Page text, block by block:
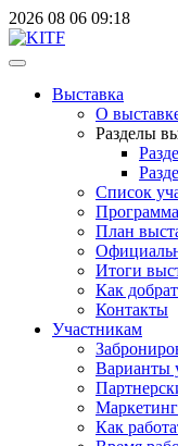
2026 08 06 09:18
Выставка
О
Разделы
Список
Программа
План
Итоги
Как
Контакты
Участникам
Варианты
Как